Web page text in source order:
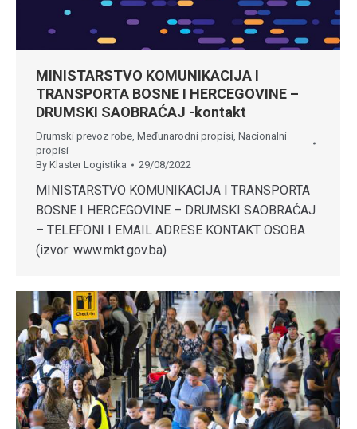
MINISTARSTVO KOMUNIKACIJA I
TRANSPORTA BOSNE I HERCEGOVINE –
DRUMSKI SAOBRAĆAJ -kontakt
Drumski prevoz robe Međunarodni propisi Nacionalni
propisi
By Klaster Logistika 29/08/2022
MINISTARSTVO KOMUNIKACIJA I TRANSPORTA
BOSNE I HERCEGOVINE – DRUMSKI SAOBRAĆAJ
– TELEFONI I EMAIL ADRESE KONTAKT OSOBA
(izvor: www.mkt.gov.ba)